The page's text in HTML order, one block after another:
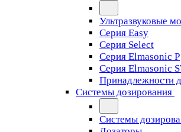
Ультразвуковые
Серия Easy
Серия Select
Серия Elmasonic P
Серия Elmasonic
Принадлежности
Системы дозирования
Системы